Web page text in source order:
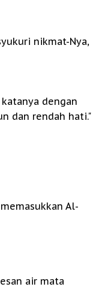
nikmat-Nya,
dengan
dan rendah hati."
Al-
air mata